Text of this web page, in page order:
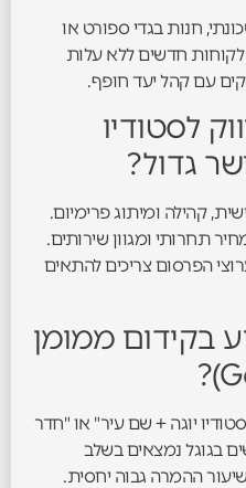
חנות בגדי ספורט או
לקוחות חדשים ללא עלות
עם קהל יעד חופף.
לסטודיו
גדול?
קהילה ומיתוג פרימיום.
תחרותי ומגוון שירותים.
הפרסום צריכים להתאים
בקידום ממומן
יוגה + שם עיר" או "חדר
בגוגל נמצאים בשלב
ההמרה גבוה יחסית.